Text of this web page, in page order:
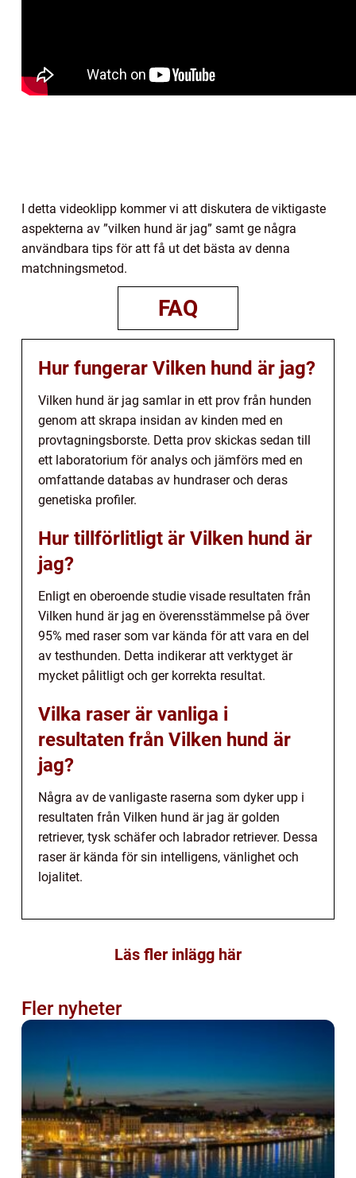
I detta videoklipp kommer vi att diskutera de viktigaste
aspekterna av ”vilken hund är jag” samt ge några
användbara tips för att få ut det bästa av denna
matchningsmetod.
FAQ
Hur fungerar Vilken hund är jag?
Vilken hund är jag samlar in ett prov från hunden
genom att skrapa insidan av kinden med en
provtagningsborste. Detta prov skickas sedan till
ett laboratorium för analys och jämförs med en
omfattande databas av hundraser och deras
genetiska profiler.
Hur tillförlitligt är Vilken hund är
jag?
Enligt en oberoende studie visade resultaten från
Vilken hund är jag en överensstämmelse på över
95% med raser som var kända för att vara en del
av testhunden. Detta indikerar att verktyget är
mycket pålitligt och ger korrekta resultat.
Vilka raser är vanliga i
resultaten från Vilken hund är
jag?
Några av de vanligaste raserna som dyker upp i
resultaten från Vilken hund är jag är golden
retriever, tysk schäfer och labrador retriever. Dessa
raser är kända för sin intelligens, vänlighet och
lojalitet.
Läs fler inlägg här
Fler nyheter